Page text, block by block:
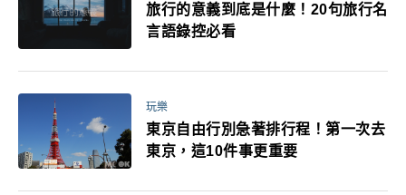
旅行的意義到底是什麼！20句旅行名
言語錄控必看
玩樂
東京自由行別急著排行程！第一次去
東京，這10件事更重要